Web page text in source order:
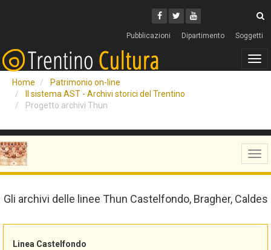
Facebook
Twitter
Youtube
Pubblicazioni Dipartimento Soggetti
Home
Patrimonio on-line
Il sistema AST - Archivi storici del Trentino
Progetto archivi Thun
Gli archivi delle linee Thun Castelfondo, Bragher, Caldes
Linea Castelfondo